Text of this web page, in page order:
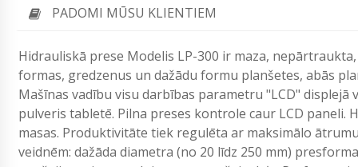
PADOMI MŪSU KLIENTIEM
Hidrauliskā prese Modelis LP-300 ir maza,
formas, gredzenus un dažādu formu planšetes, abās
Mašīnas vadību visu darbības parametru "LCD"
pulveris tabletē. Pilna preses kontrole caur LCD
masas. Produktivitāte tiek regulēta ar maksimālo
veidnēm: dažāda diametra (no 20 līdz 250 mm)